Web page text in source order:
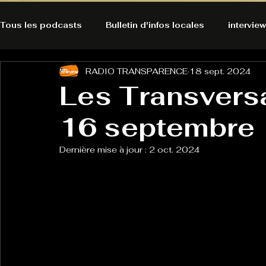
Tous les podcasts Bulletin d'infos locales
A l'Ecoute de la Peau Alternatives Ecologiques
Bulles à découvrir Bonnes résolutions de
Les
16 septembre
RADIO TRANSPARENCE 18 sept. 2024
Dernière mise à jour : 2 oct. 2024